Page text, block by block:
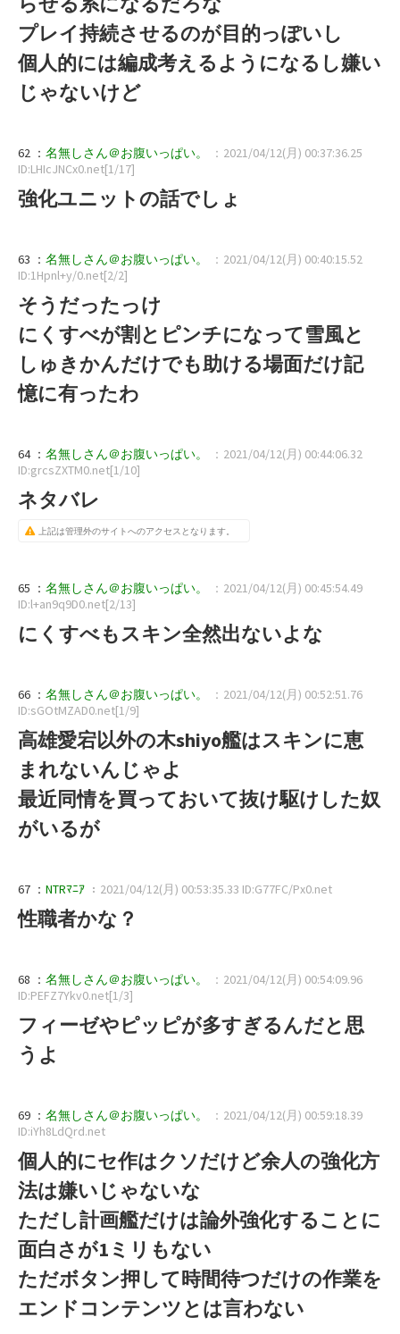
プレイ持続させるのが目的っぽいし
個人的には編成考えるようになるし嫌い
じゃないけど
62 ： 名無しさん＠お腹いっぱい。
：2021/04/12(月) 00:37:36.25
ID:LHIcJNCx0.net[1/17]
強化ユニットの話でしょ
63 ： 名無しさん＠お腹いっぱい。
：2021/04/12(月) 00:40:15.52
ID:1Hpnl+y/0.net[2/2]
そうだったっけ
にくすべが割とピンチになって雪風と
しゅきかんだけでも助ける場面だけ記
憶に有ったわ
64 ： 名無しさん＠お腹いっぱい。
：2021/04/12(月) 00:44:06.32
ID:grcsZXTM0.net[1/10]
ネタバレ
上記は管理外のサイトへのアクセスとなります。
65 ： 名無しさん＠お腹いっぱい。
：2021/04/12(月) 00:45:54.49
ID:l+an9q9D0.net[2/13]
にくすべもスキン全然出ないよな
66 ： 名無しさん＠お腹いっぱい。
：2021/04/12(月) 00:52:51.76
ID:sGOtMZAD0.net[1/9]
高雄愛宕以外の木shiyo艦はスキンに恵
まれないんじゃよ
最近同情を買っておいて抜け駆けした奴
がいるが
67 ： NTRﾏﾆｱ ：2021/04/12(月) 00:53:35.33 ID:G77FC/Px0.net
性職者かな？
68 ： 名無しさん＠お腹いっぱい。
：2021/04/12(月) 00:54:09.96
ID:PEFZ7Ykv0.net[1/3]
フィーゼやピッピが多すぎるんだと思
うよ
69 ： 名無しさん＠お腹いっぱい。
：2021/04/12(月) 00:59:18.39
ID:iYh8LdQrd.net
個人的にセ作はクソだけど余人の強化方
法は嫌いじゃないな
ただし計画艦だけは論外強化することに
面白さが1ミリもない
ただボタン押して時間待つだけの作業を
エンドコンテンツとは言わない